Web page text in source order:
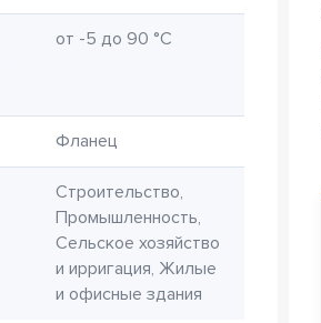
от -5 до 90 °C
Фланец
Строительство,
Промышленность,
Сельское хозяйство
и ирригация, Жилые
и офисные здания